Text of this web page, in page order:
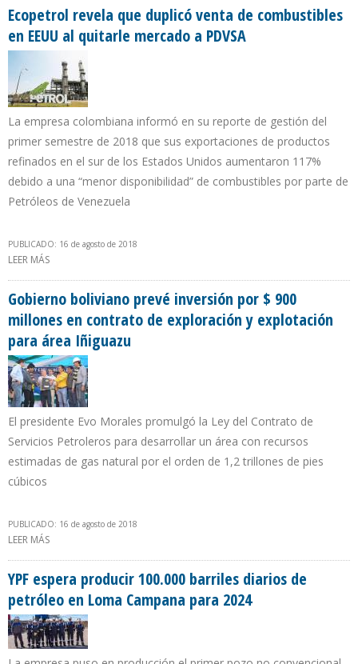
Ecopetrol revela que duplicó venta de combustibles
en EEUU al quitarle mercado a PDVSA
La empresa colombiana informó en su reporte de gestión del
primer semestre de 2018 que sus exportaciones de productos
refinados en el sur de los Estados Unidos aumentaron 117%
debido a una “menor disponibilidad” de combustibles por parte de
Petróleos de Venezuela
PUBLICADO: 16 de agosto de 2018
LEER MÁS
Gobierno boliviano prevé inversión por $ 900
millones en contrato de exploración y explotación
para área Iñiguazu
El presidente Evo Morales promulgó la Ley del Contrato de
Servicios Petroleros para desarrollar un área con recursos
estimadas de gas natural por el orden de 1,2 trillones de pies
cúbicos
PUBLICADO: 16 de agosto de 2018
LEER MÁS
ÁREA IÑIGUAZU
YPF espera producir 100.000 barriles diarios de
petróleo en Loma Campana para 2024